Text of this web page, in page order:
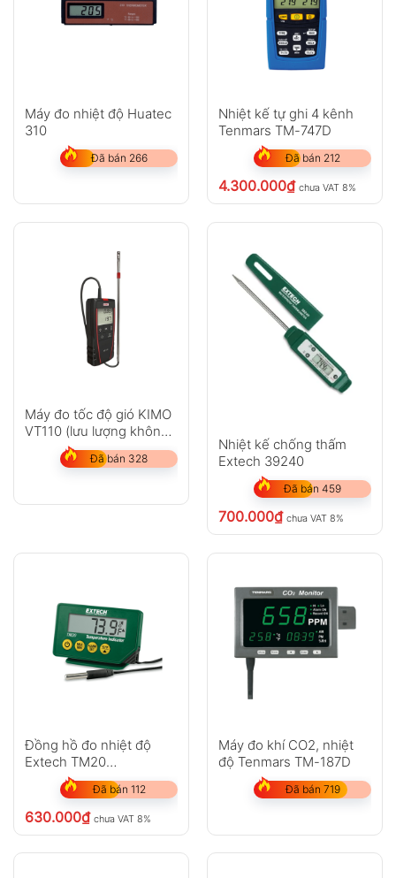
Máy đo nhiệt độ Huatec
310
Đã bán 266
Nhiệt kế tự ghi 4 kênh
Tenmars TM-747D
Đã bán 212
4.300.000₫ chưa VAT 8%
Máy đo tốc độ gió KIMO
VT110 (lưu lượng không
khí, nhiệt độ)
Đã bán 328
Nhiệt kế chống thấm
Extech 39240
Đã bán 459
700.000₫ chưa VAT 8%
Đồng hồ đo nhiệt độ
Extech TM20
Temperature Indicator
Đã bán 112
630.000₫ chưa VAT 8%
Máy đo khí CO2, nhiệt
độ Tenmars TM-187D
Đã bán 719